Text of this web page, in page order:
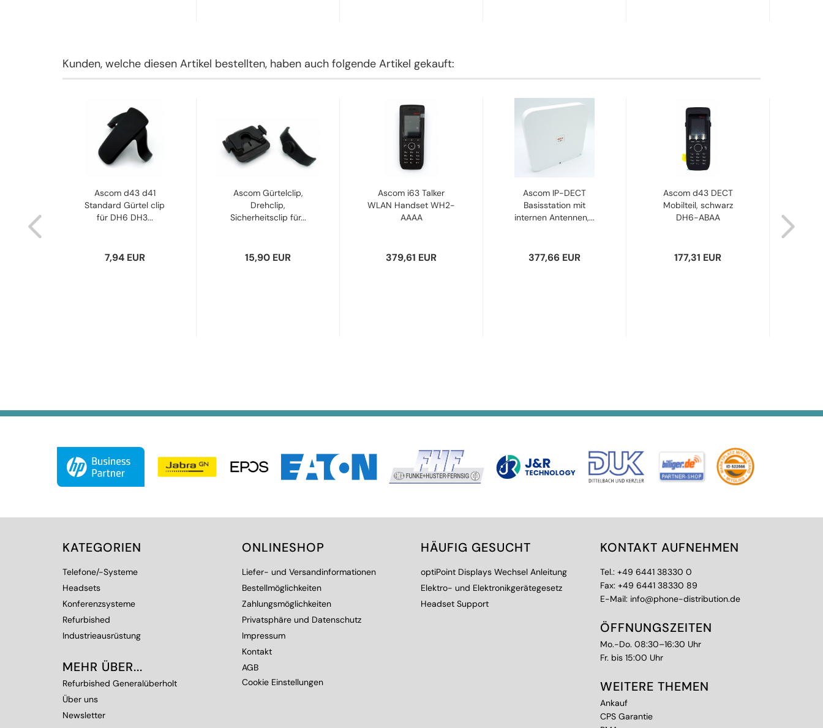
Kunden, welche diesen Artikel bestellten, haben auch folgende Artikel gekauft:
Ascom d43 d41
Standard Gürtel clip
für DH6 DH3...
7,94 EUR
Ascom Gürtelclip,
Drehclip,
Sicherheitsclip für...
15,90 EUR
Ascom i63 Talker
WLAN Handset WH2-
AAAA
379,61 EUR
Ascom IP-DECT
Basisstation mit
internen Antennen,...
377,66 EUR
Ascom d43 DECT
Mobilteil, schwarz
DH6-ABAA
177,31 EUR
KATEGORIEN
Telefone/-Systeme
Headsets
Konferenzsysteme
Refurbished
Industrieausrüstung
MEHR ÜBER...
Refurbished Generalüberholt
Über uns
Newsletter
ONLINESHOP
Liefer- und Versandinformationen
Bestellmöglichkeiten
Zahlungsmöglichkeiten
Privatsphäre und Datenschutz
Impressum
Kontakt
AGB
Cookie Einstellungen
HÄUFIG GESUCHT
optiPoint Displays Wechsel Anleitung
Elektro- und Elektronikgerätegesetz
Headset Support
KONTAKT AUFNEHMEN
Tel.: +49 6441 38330 0
Fax: +49 6441 38330 89
E-Mail: info@phone-distribution.de
ÖFFNUNGSZEITEN
Mo.-Do. 08:30–16:30 Uhr
Fr. bis 15:00 Uhr
WEITERE THEMEN
Ankauf
CPS Garantie